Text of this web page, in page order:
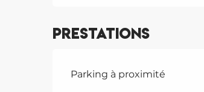
Prestations
Parking à proximité